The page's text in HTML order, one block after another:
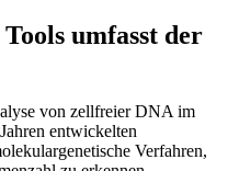
umfasst der
von zellfreier DNA im
entwickelten
Verfahren,